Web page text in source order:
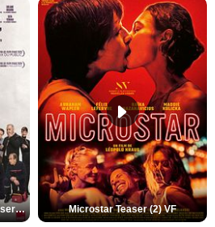
De la Comédie-Française Teaser (3) VF Microstar Teaser (2) VF